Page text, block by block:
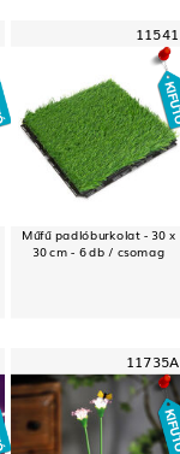
11541
Műfű padlóburkolat - 30 x
30 cm - 6 db / csomag
11735A